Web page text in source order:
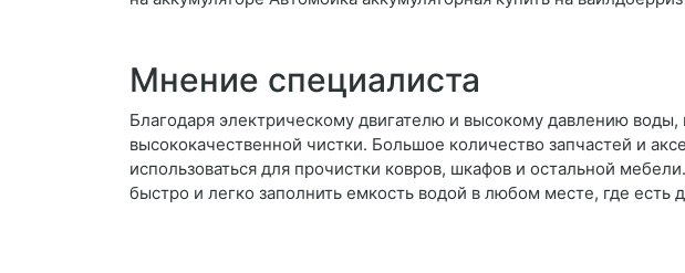
Мнение специалиста
Благодаря электрическому двигателю и высокому давлению
высококачественной чистки. Большое количество запчастей и
использоваться для прочистки ковров, шкафов и остальной
быстро и легко заполнить емкость водой в любом месте, где есть